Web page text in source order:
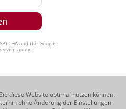
diese Website optimal nutzen können.
ohne Änderung der Einstellungen
and the Google
apply.